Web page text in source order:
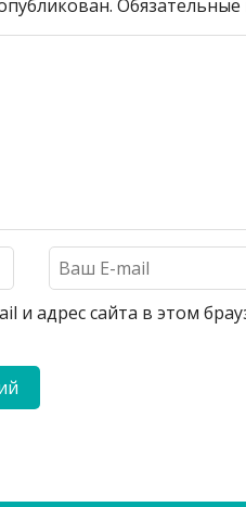
и адрес сайта в этом